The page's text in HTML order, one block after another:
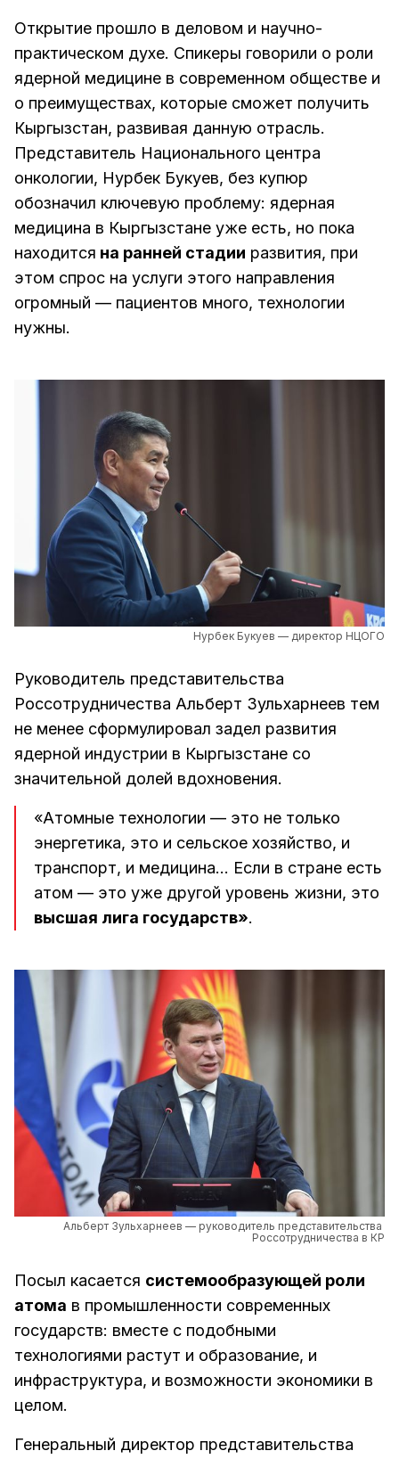
Открытие прошло в деловом и научно-
практическом духе. Спикеры говорили о роли
ядерной медицине в современном обществе и
о преимуществах, которые сможет получить
Кыргызстан, развивая данную отрасль.
Представитель Национального центра
онкологии, Нурбек Букуев, без купюр
обозначил ключевую проблему: ядерная
медицина в Кыргызстане уже есть, но пока
находится на ранней стадии развития, при
этом спрос на услуги этого направления
огромный — пациентов много, технологии
нужны.
Нурбек Букуев — директор НЦОГО
Руководитель представительства
Россотрудничества Альберт Зульхарнеев тем
не менее сформулировал задел развития
ядерной индустрии в Кыргызстане со
значительной долей вдохновения.
«Атомные технологии — это не только
энергетика, это и сельское хозяйство, и
транспорт, и медицина… Если в стране есть
атом — это уже другой уровень жизни, это
высшая лига государств».
Альберт Зульхарнеев — руководитель представительства
Россотрудничества в КР
Посыл касается системообразующей роли
атома в промышленности современных
государств: вместе с подобными
технологиями растут и образование, и
инфраструктура, и возможности экономики в
целом.
Генеральный директор представительства